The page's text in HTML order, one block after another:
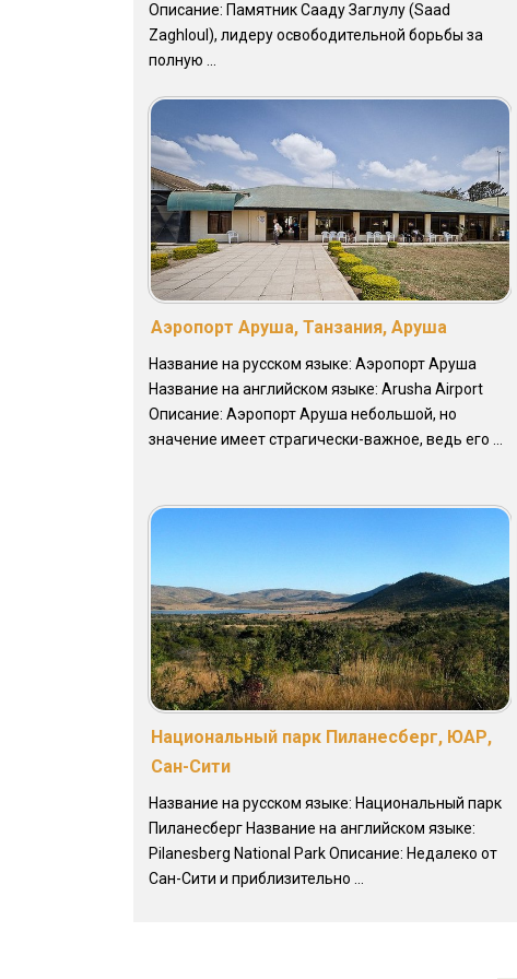
Описание: Памятник Сааду Заглулу (Saad
Zaghloul), лидеру освободительной борьбы за
полную ...
Аэропорт Аруша, Танзания, Аруша
Название на русском языке: Аэропорт Аруша
Название на английском языке: Arusha Airport
Описание: Аэропорт Аруша небольшой, но
значение имеет страгически-важное, ведь его ...
Национальный парк Пиланесберг, ЮАР,
Сан-Сити
Название на русском языке: Национальный парк
Пиланесберг Название на английском языке:
Pilanesberg National Park Описание: Недалеко от
Сан-Сити и приблизительно ...